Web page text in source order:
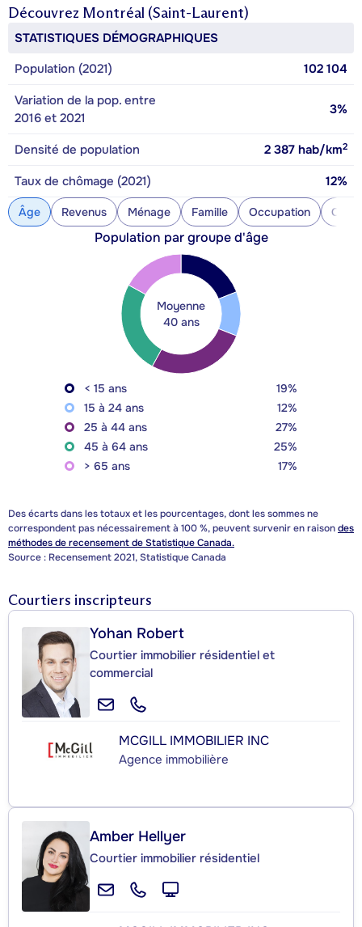
Découvrez Montréal (Saint-Laurent)
STATISTIQUES DÉMOGRAPHIQUES
Population (2021)
102 104
Variation de la pop. entre
2016 et 2021
3%
Densité de population 2 387 hab/km2
Taux de chômage (2021) 12%
Âge Revenus Ménage Famille Occupation
Population par groupe d'âge
Moyenne
40 ans
< 15 ans
19%
15 à 24 ans
12%
25 à 44 ans
27%
45 à 64 ans
25%
> 65 ans
17%
Des écarts dans les totaux et les pourcentages, dont les sommes ne
correspondent pas nécessairement à 100 %, peuvent survenir en raisondes
méthodes de recensement de Statistique Canada.
Source : Recensement 2021, Statistique Canada
Courtiers inscripteurs
Yohan Robert
Courtier immobilier résidentiel et
commercial
MCGILL IMMOBILIER INC
Agence immobilière
Amber Hellyer
Courtier immobilier résidentiel